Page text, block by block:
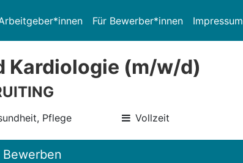
Für Bewerber*innen Impressum
Kardiologie (m/w/d)
Pflege Vollzeit